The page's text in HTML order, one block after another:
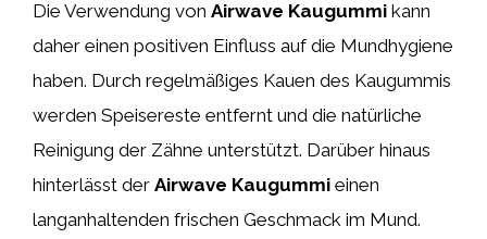
Die Verwendung von Airwave Kaugummi kann
daher einen positiven Einfluss auf die Mundhygiene
haben. Durch regelmäßiges Kauen des Kaugummis
werden Speisereste entfernt und die natürliche
Reinigung der Zähne unterstützt. Darüber hinaus
hinterlässt der Airwave Kaugummi einen
langanhaltenden frischen Geschmack im Mund.